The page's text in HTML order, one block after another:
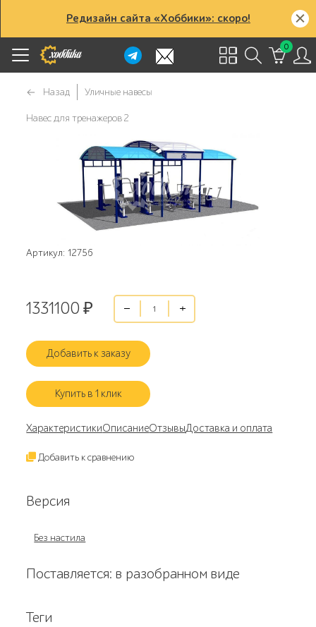
Редизайн сайта «Хоббики»: скоро!
0
Назад Уличные навесы
Навес для тренажеров 2
Артикул: 12756
1331100 ₽
Добавить к заказу
Купить в 1 клик
ХарактеристикиОписаниеОтзывыДоставка и оплата
Добавить к сравнению
Версия
Без настила
Поставляется: в разобранном виде
Теги